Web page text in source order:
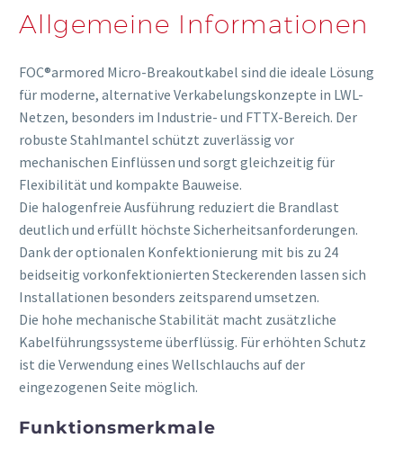
Allgemeine Informationen
FOC®armored Micro-Breakoutkabel sind die ideale Lösung
für moderne, alternative Verkabelungskonzepte in LWL-
Netzen, besonders im Industrie- und FTTX-Bereich. Der
robuste Stahlmantel schützt zuverlässig vor
mechanischen Einflüssen und sorgt gleichzeitig für
Flexibilität und kompakte Bauweise.
Die halogenfreie Ausführung reduziert die Brandlast
deutlich und erfüllt höchste Sicherheitsanforderungen.
Dank der optionalen Konfektionierung mit bis zu 24
beidseitig vorkonfektionierten Steckerenden lassen sich
Installationen besonders zeitsparend umsetzen.
Die hohe mechanische Stabilität macht zusätzliche
Kabelführungssysteme überflüssig. Für erhöhten Schutz
ist die Verwendung eines Wellschlauchs auf der
eingezogenen Seite möglich.
Funktionsmerkmale